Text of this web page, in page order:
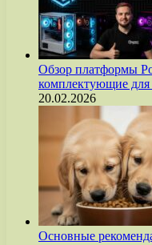
Обзор платформы
комплектующие
20.02.2026
Основные